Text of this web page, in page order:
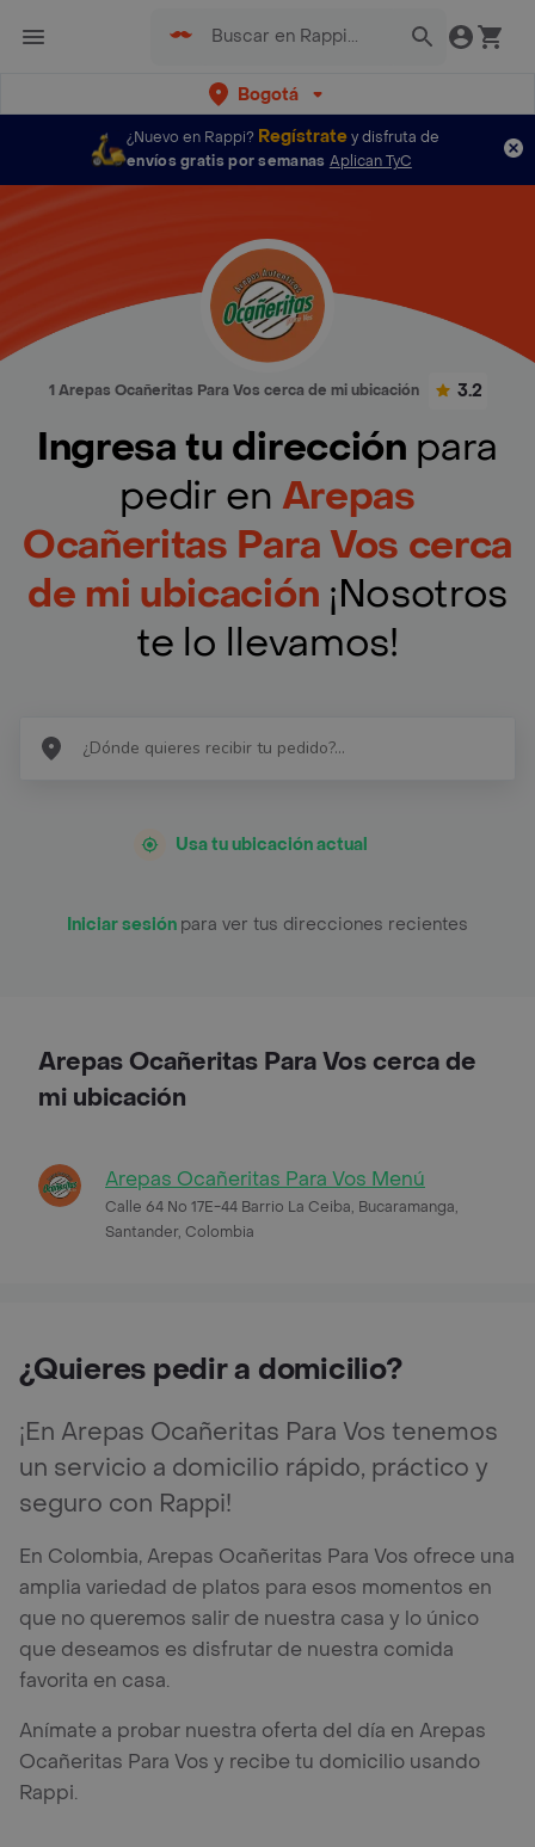
Bogotá
¿Nuevo en Rappi? Regístratey disfruta de
envíos gratis por semanas Aplican TyC
1 Arepas Ocañeritas Para Vos cerca de mi ubicación 3.2
Ingresa tu dirección para
pedir en Arepas
Ocañeritas Para Vos cerca
de mi ubicación ¡Nosotros
te lo llevamos!
Usa tu ubicación actual
Iniciar sesión para ver tus direcciones recientes
Arepas Ocañeritas Para Vos cerca de
mi ubicación
Arepas Ocañeritas Para Vos Menú
Calle 64 No 17E-44 Barrio La Ceiba, Bucaramanga,
Santander, Colombia
¿Quieres pedir a domicilio?
¡En Arepas Ocañeritas Para Vos tenemos
un servicio a domicilio rápido, práctico y
seguro con Rappi!
En Colombia, Arepas Ocañeritas Para Vos ofrece una
amplia variedad de platos para esos momentos en
que no queremos salir de nuestra casa y lo único
que deseamos es disfrutar de nuestra comida
favorita en casa.
Anímate a probar nuestra oferta del día en Arepas
Ocañeritas Para Vos y recibe tu domicilio usando
Rappi.